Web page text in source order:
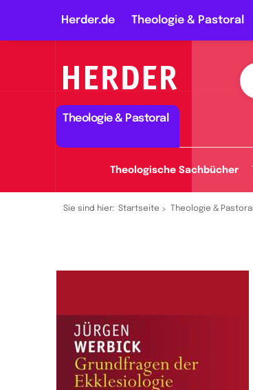
Herder.de Theologie & Pastoral
Theologie & Pastoral
Theologische Sachbücher
Sie sind hier: Startseite Theologie & Pastoral